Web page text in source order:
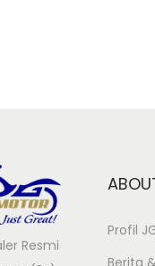
Resmi
Profil
Berita